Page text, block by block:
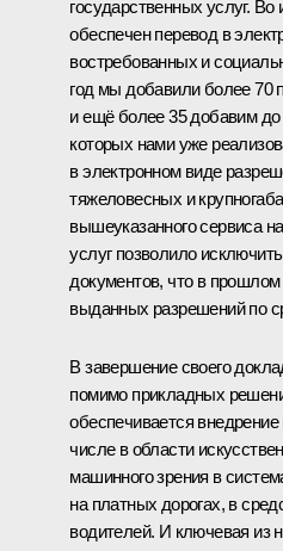
государственных услуг.
обеспечен перевод в
востребованных и
год мы добавили более 70
и ещё более 35 добавим до
которых нами уже
в электронном виде
тяжеловесных и
вышеуказанного сервиса
услуг позволило
документов, что в
выданных разрешений по
В завершение своего
помимо прикладных
обеспечивается
числе в области
машинного зрения в
на платных дорогах, в
водителей. И ключевая из